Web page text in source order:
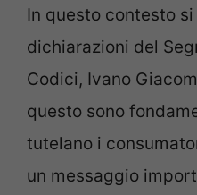
In questo contesto
dichiarazioni del
Codici, Ivano
questo sono
tutelano i
un messaggio